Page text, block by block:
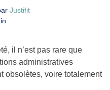
Justifit
il n’est pas rare que
administratives
obsolètes, voire totalement